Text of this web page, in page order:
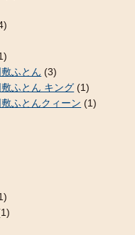
ふとん (3)
ふとん キング (1)
ふとんクィーン (1)